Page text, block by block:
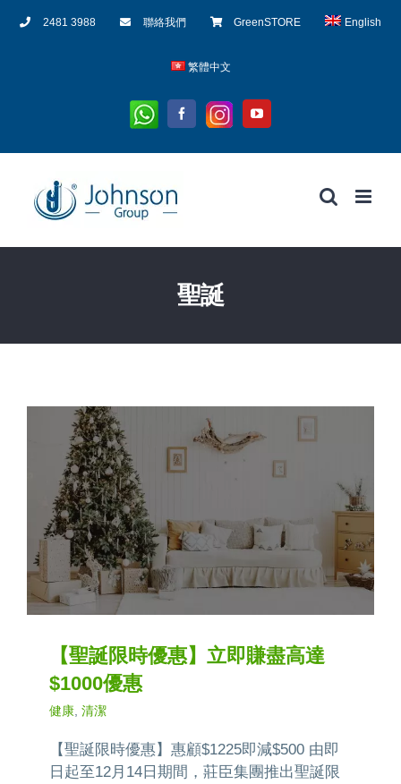
2481 3988 聯絡我們 GreenSTORE English
繁體中文
Whatsapp
Facebook
Instagram
YouTube
聖誕
【聖誕限時優惠】立即賺盡高達
$1000優惠
健康 清潔
【聖誕限時優惠】惠顧$1225即減$500 由即
日起至12月14日期間，莊臣集團推出聖誕限